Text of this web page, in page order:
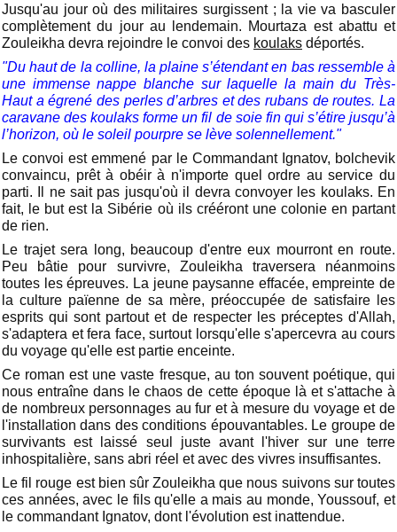
Jusqu'au jour où des militaires surgissent ; la vie va basculer
complètement du jour au lendemain. Mourtaza est abattu et
Zouleikha devra rejoindre le convoi des koulaks déportés.
"Du haut de la colline, la plaine s’étendant en bas ressemble à
une immense nappe blanche sur laquelle la main du Très-
Haut a égrené des perles d’arbres et des rubans de routes. La
caravane des koulaks forme un fil de soie fin qui s’étire jusqu’à
l’horizon, où le soleil pourpre se lève solennellement."
Le convoi est emmené par le Commandant Ignatov, bolchevik
convaincu, prêt à obéir à n'importe quel ordre au service du
parti. Il ne sait pas jusqu'où il devra convoyer les koulaks. En
fait, le but est la Sibérie où ils crééront une colonie en partant
de rien.
Le trajet sera long, beaucoup d'entre eux mourront en route.
Peu bâtie pour survivre, Zouleikha traversera néanmoins
toutes les épreuves. La jeune paysanne effacée, empreinte de
la culture païenne de sa mère, préoccupée de satisfaire les
esprits qui sont partout et de respecter les préceptes d'Allah,
s'adaptera et fera face, surtout lorsqu'elle s'apercevra au cours
du voyage qu'elle est partie enceinte.
Ce roman est une vaste fresque, au ton souvent poétique, qui
nous entraîne dans le chaos de cette époque là et s'attache à
de nombreux personnages au fur et à mesure du voyage et de
l'installation dans des conditions épouvantables. Le groupe de
survivants est laissé seul juste avant l'hiver sur une terre
inhospitalière, sans abri réel et avec des vivres insuffisantes.
Le fil rouge est bien sûr Zouleikha que nous suivons sur toutes
ces années, avec le fils qu'elle a mais au monde, Youssouf, et
le commandant Ignatov, dont l'évolution est inattendue.